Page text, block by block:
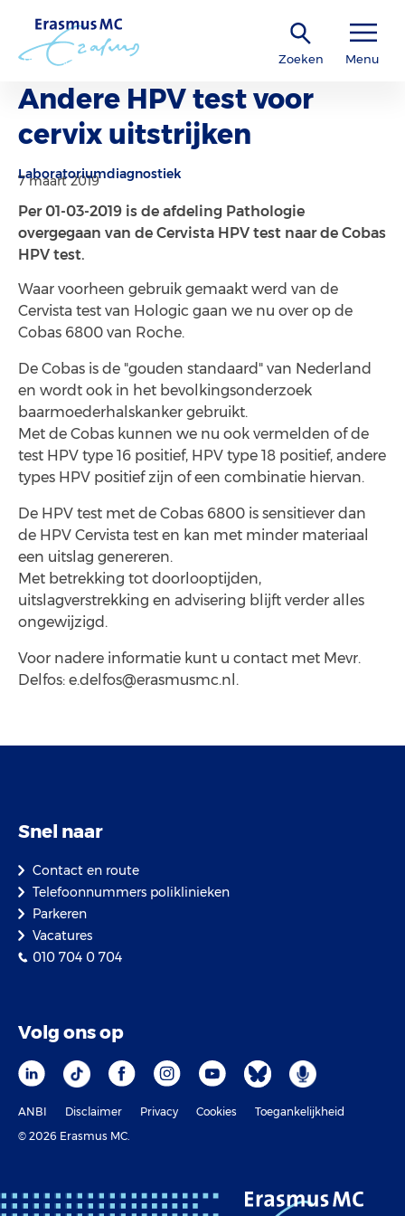
Zoeken Menu
Laboratoriumdiagnostiek
Andere HPV test voor
cervix uitstrijken
7 maart 2019
Per 01-03-2019 is de afdeling Pathologie
overgegaan van de Cervista HPV test naar de Cobas
HPV test.
Waar voorheen gebruik gemaakt werd van de
Cervista test van Hologic gaan we nu over op de
Cobas 6800 van Roche.
De Cobas is de "gouden standaard" van Nederland
en wordt ook in het bevolkingsonderzoek
baarmoederhalskanker gebruikt.
Met de Cobas kunnen we nu ook vermelden of de
test HPV type 16 positief, HPV type 18 positief, andere
types HPV positief zijn of een combinatie hiervan.
De HPV test met de Cobas 6800 is sensitiever dan
de HPV Cervista test en kan met minder materiaal
een uitslag genereren.
Met betrekking tot doorlooptijden,
uitslagverstrekking en advisering blijft verder alles
ongewijzigd.
Voor nadere informatie kunt u contact met Mevr.
Delfos: e.delfos@erasmusmc.nl.
Snel naar
Contact en route
Telefoonnummers poliklinieken
Parkeren
Vacatures
010 704 0 704
Volg ons op
ANBI Disclaimer Privacy Cookies
Toegankelijkheid
© 2026 Erasmus MC.